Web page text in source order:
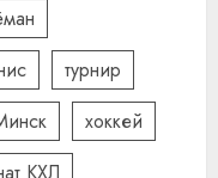
турнир
хоккей
КХЛ